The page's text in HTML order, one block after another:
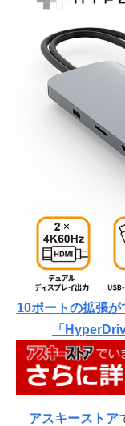
10ポートの拡張
「
アスキーストア